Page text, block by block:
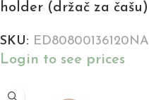
holder (držač za čašu)
SKU: ED80800136120NA
Login to see prices